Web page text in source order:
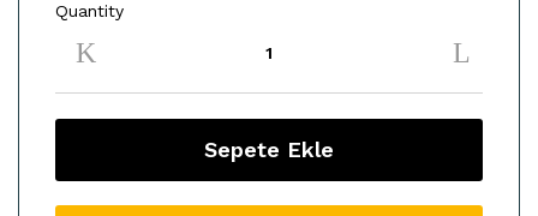
Office
2013
Pro
Plus
Retail
Quantity
Sepete Ekle